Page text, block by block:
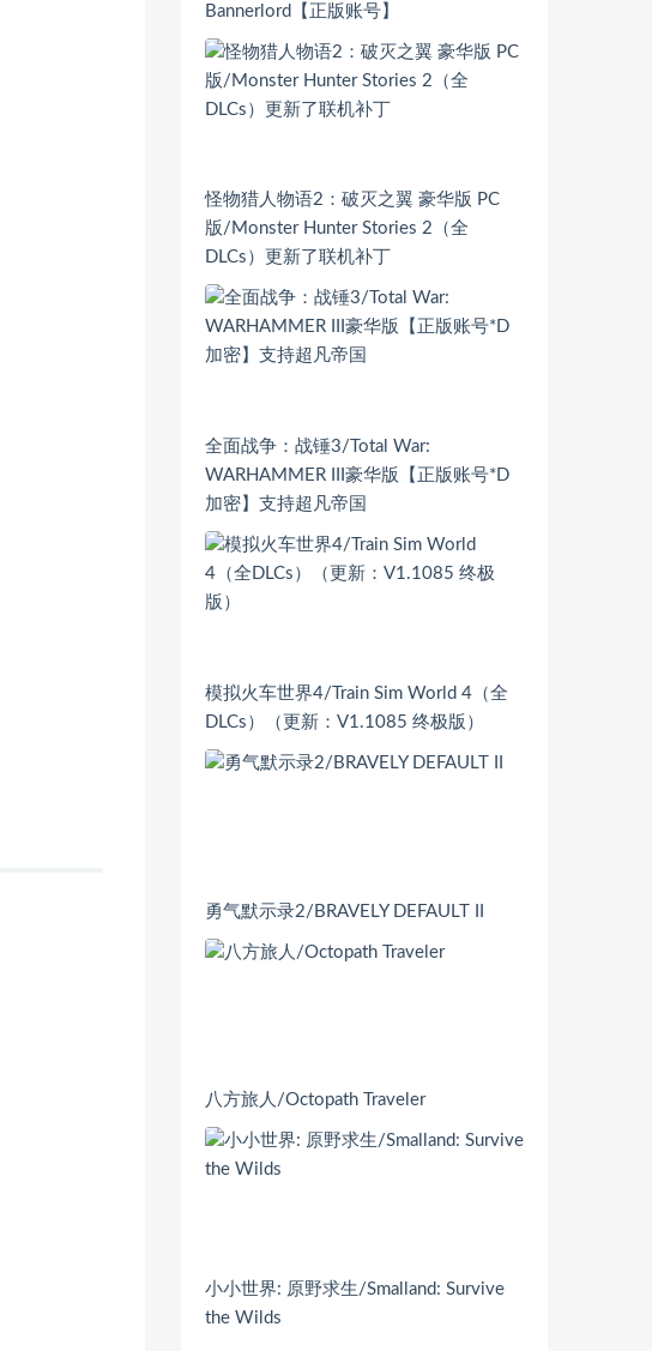
Bannerlord【正版账号】
怪物猎人物语2：破灭之翼 豪华版 PC
版/Monster Hunter Stories 2（全
DLCs）更新了联机补丁
全面战争：战锤3/Total War:
WARHAMMER III豪华版【正版账号*D
加密】支持超凡帝国
模拟火车世界4/Train Sim World 4（全
DLCs）（更新：V1.1085 终极版）
勇气默示录2/BRAVELY DEFAULT II
八方旅人/Octopath Traveler
小小世界: 原野求生/Smalland: Survive
the Wilds